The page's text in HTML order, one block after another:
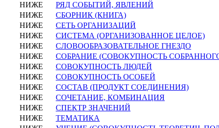
НИЖЕ
РЯД СОБЫТИЙ, ЯВЛЕНИЙ
НИЖЕ
СБОРНИК (КНИГА)
НИЖЕ
СЕТЬ ОРГАНИЗАЦИЙ
НИЖЕ
СИСТЕМА (ОРГАНИЗОВАННОЕ ЦЕЛОЕ)
НИЖЕ
СЛОВООБРАЗОВАТЕЛЬНОЕ ГНЕЗДО
НИЖЕ
СОБРАНИЕ (СОВОКУПНОСТЬ
НИЖЕ
СОВОКУПНОСТЬ ЛЮДЕЙ
НИЖЕ
СОВОКУПНОСТЬ ОСОБЕЙ
НИЖЕ
СОСТАВ (ПРОДУКТ СОЕДИНЕНИЯ)
НИЖЕ
СОЧЕТАНИЕ, КОМБИНАЦИЯ
НИЖЕ
СПЕКТР ЗНАЧЕНИЙ
НИЖЕ
ТЕМАТИКА